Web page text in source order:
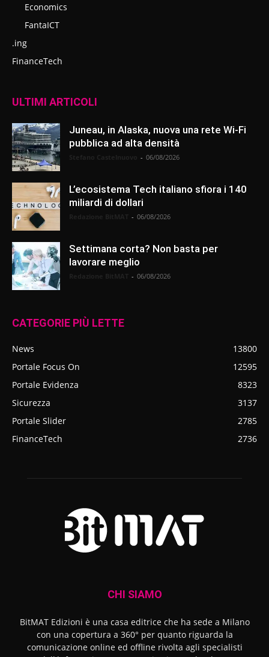
Economics
FantaICT
.ing
FinanceTech
ULTIMI ARTICOLI
Juneau, in Alaska, nuova una rete Wi-Fi
pubblica ad alta densità
- 06/08/2026
L’ecosistema Tech italiano sfiora i 140
miliardi di dollari
- 06/08/2026
Settimana corta? Non basta per
lavorare meglio
- 06/08/2026
CATEGORIE PIÙ LETTE
News
13800
Portale Focus On
12595
Portale Evidenza
8323
Sicurezza
3137
Portale Slider
2785
FinanceTech
2736
CHI SIAMO
BitMAT Edizioni è una casa editrice che ha sede a Milano
con una copertura a 360° per quanto riguarda la
comunicazione online ed offline rivolta agli specialisti